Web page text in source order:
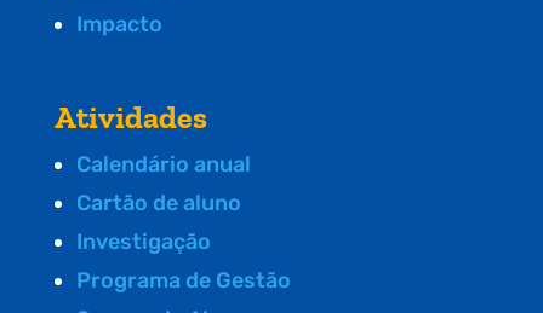
Impacto
Atividades
Calendário anual
Cartão de aluno
Investigação
Programa de Gestão